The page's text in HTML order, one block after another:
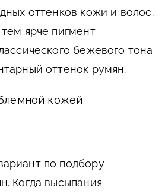
оттенков кожи и волос.
ярче пигмент
бежевого тона
оттенок румян.
кожей
по подбору
Когда высыпания